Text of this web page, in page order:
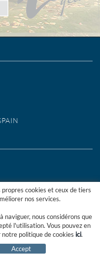
INFO CANAL ÉTHIQUE
cookies et ceux de tiers
nos services.
naviguer, nous considérons que
l'utilisation. Vous pouvez en
notre politique de cookies ici.
Accept